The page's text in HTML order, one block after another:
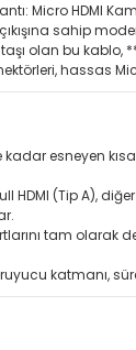
Micro HDMI
sahip
olan bu
hassas
esneyen kısa
HDMI (Tip A),
tam olarak
katmanı,